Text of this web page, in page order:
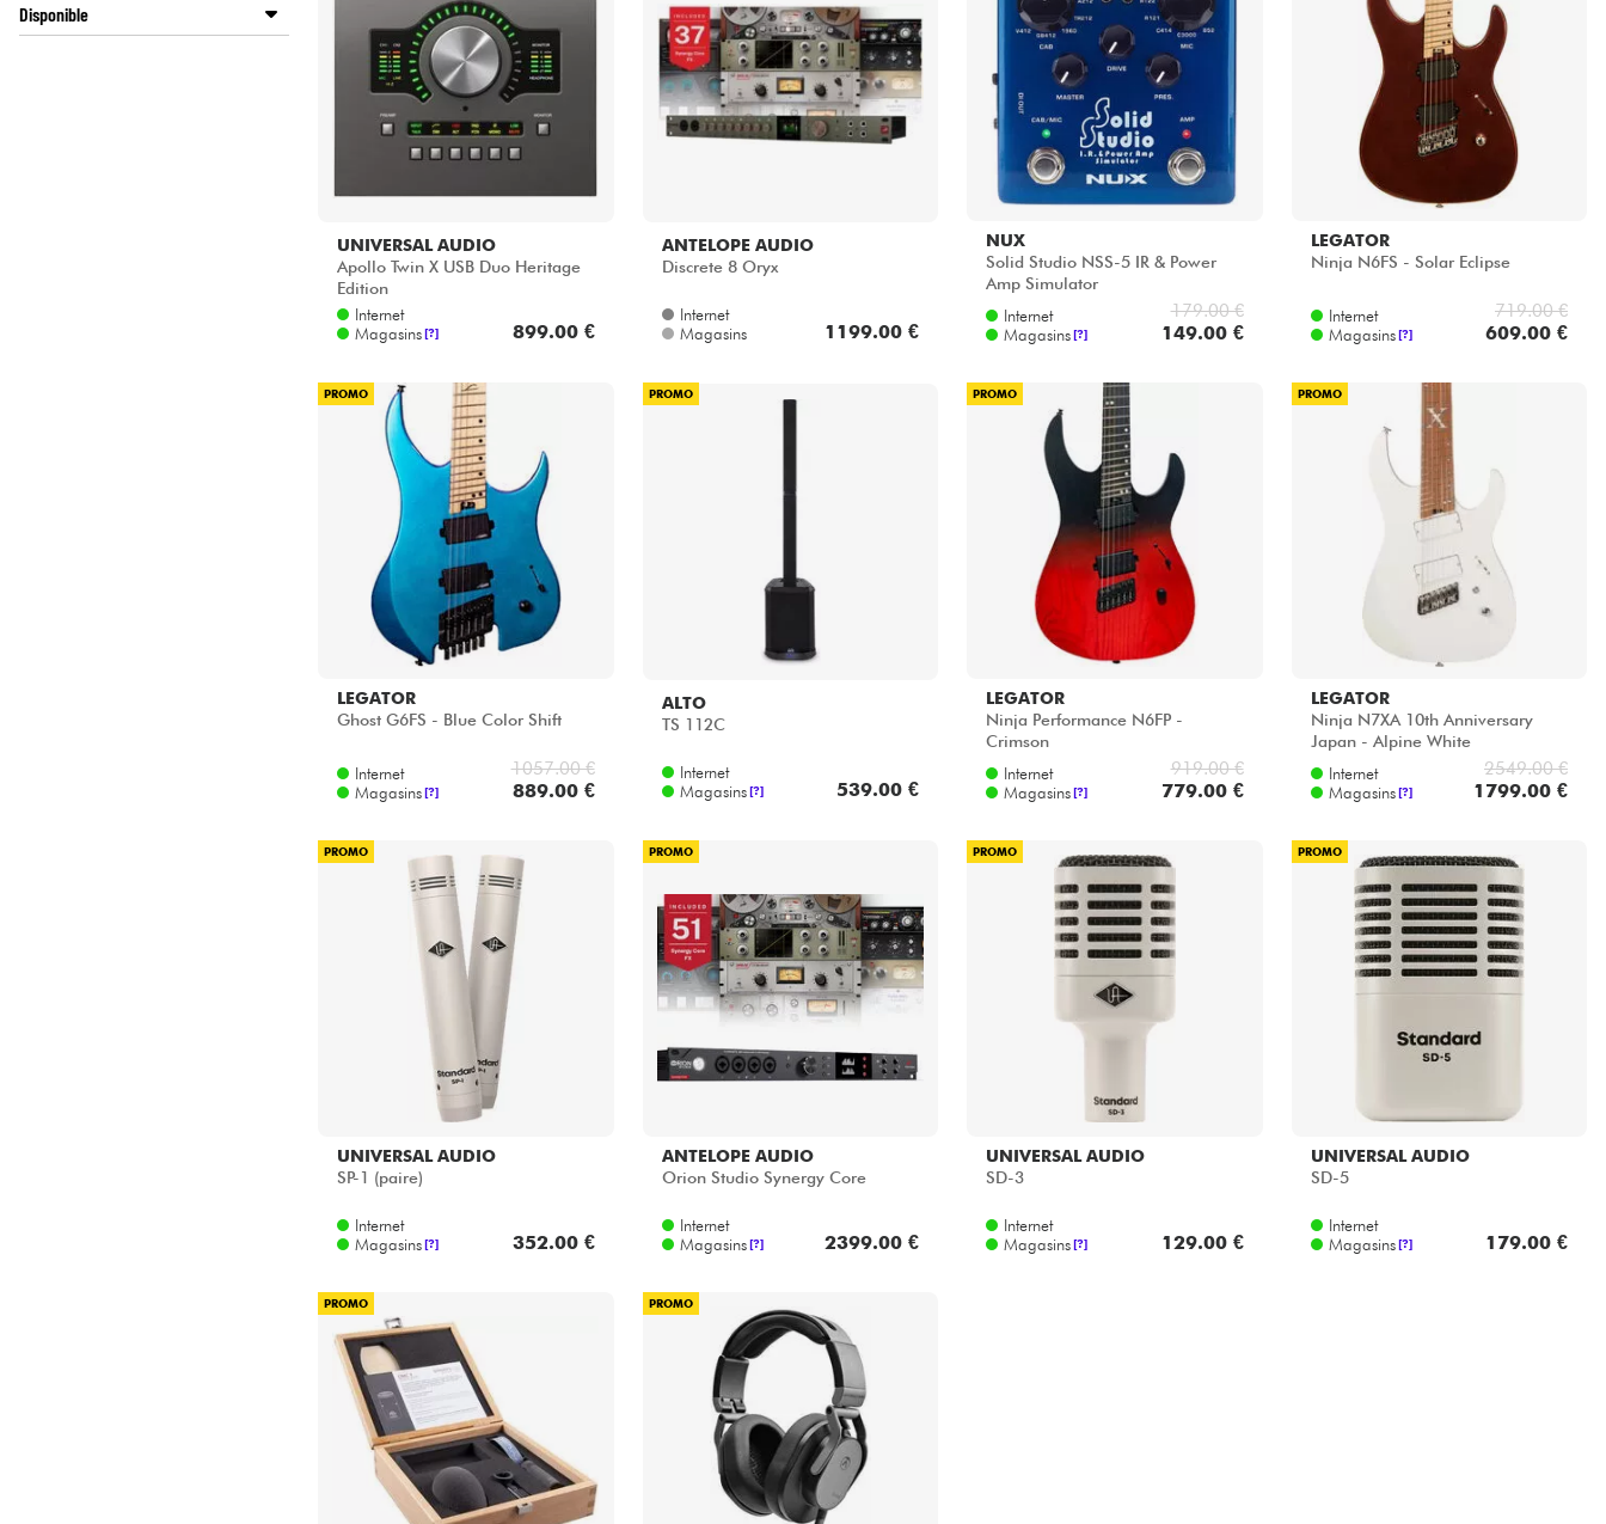
Disponible
UNIVERSAL AUDIO
Apollo Twin X USB Duo Heritage
Edition
Internet
Magasins[?] 899.00 €
ANTELOPE AUDIO
Discrete 8 Oryx
Internet
Magasins
1199.00 €
NUX
Solid Studio NSS-5 IR & Power
Amp Simulator
Internet
Magasins [?]
179.00 €
149.00 €
LEGATOR
Ninja N6FS - Solar Eclipse
Internet
Magasins [?]
719.00 €
609.00 €
PROMO
LEGATOR
Ghost G6FS - Blue Color Shift
Internet
Magasins [?]
1057.00 €
889.00 €
PROMO
ALTO
TS 112C
Internet
Magasins [?] 539.00 €
PROMO
LEGATOR
Ninja Performance N6FP -
Crimson
Internet
Magasins [?]
919.00 €
779.00 €
PROMO
LEGATOR
Ninja N7XA 10th Anniversary
Japan - Alpine White
Internet
Magasins [?]
2549.00 €
1799.00 €
PROMO
UNIVERSAL AUDIO
SP-1 (paire)
Internet
Magasins [?] 352.00 €
PROMO
ANTELOPE AUDIO
Orion Studio Synergy Core
Internet
Magasins [?] 2399.00 €
PROMO
UNIVERSAL AUDIO
SD-3
Internet
Magasins [?] 129.00 €
PROMO
UNIVERSAL AUDIO
SD-5
Internet
Magasins [?] 179.00 €
PROMO PROMO